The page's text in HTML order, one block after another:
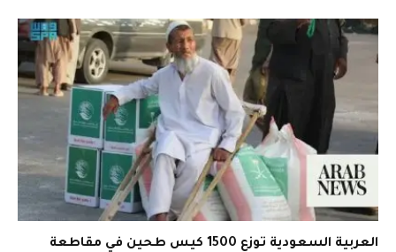
العربية السعودية توزع 1500 كيس طحين في مقاطعة